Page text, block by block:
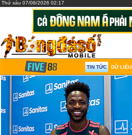
Thứ sáu 07/08/2026 02:17
TIN TỨC DỮ LIỆU